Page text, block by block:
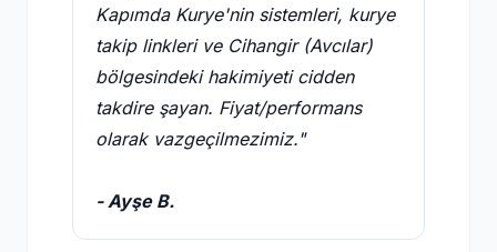
Kapımda Kurye'nin sistemleri, kurye
takip linkleri ve Cihangir (Avcılar)
bölgesindeki hakimiyeti cidden
takdire şayan. Fiyat/performans
olarak vazgeçilmezimiz."
- Ayşe B.